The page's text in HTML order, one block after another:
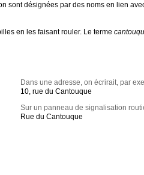
sont désignées par des noms en lien
en les faisant rouler. Le terme
Dans une adresse, on écrirait, par
10, rue du Cantouque
Sur un panneau de signalisation
Rue du Cantouque